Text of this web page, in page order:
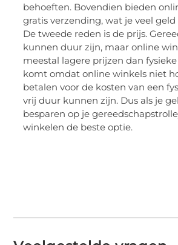
behoeften. Bovendien bieden
gratis verzending, wat je veel
De tweede reden is de prijs.
kunnen duur zijn, maar online
meestal lagere prijzen dan
komt omdat online winkels niet
betalen voor de kosten van een
vrij duur kunnen zijn. Dus als je
besparen op je
winkelen de beste optie.